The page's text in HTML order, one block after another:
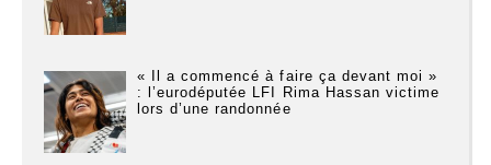
« Il a commencé à faire ça devant moi »
: l’eurodéputée LFI Rima Hassan victime
lors d’une randonnée